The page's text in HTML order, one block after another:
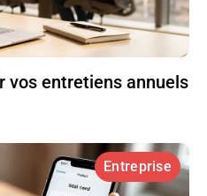
vos entretiens annuels
Entreprise